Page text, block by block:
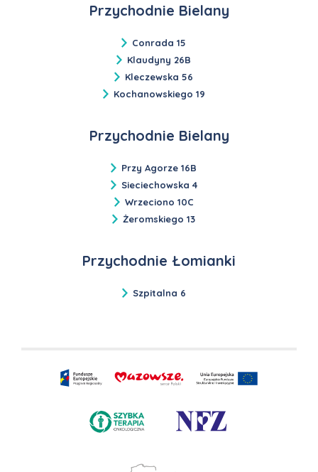
Przychodnie Bielany
Conrada 15
Klaudyny 26B
Kleczewska 56
Kochanowskiego 19
Przychodnie Bielany
Przy Agorze 16B
Sieciechowska 4
Wrzeciono 10C
Żeromskiego 13
Przychodnie Łomianki
Szpitalna 6